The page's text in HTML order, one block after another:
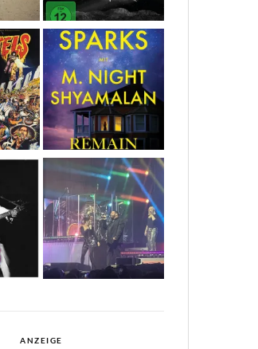
ANZEIGE